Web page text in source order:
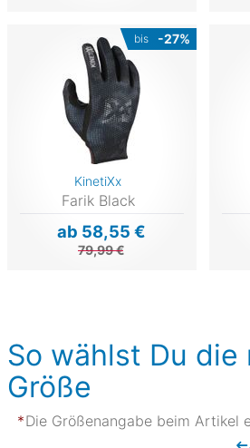
bis -27%
KinetiXx
Farik Black
ab 58,55 €
79,99 €
So wählst Du die
Größe
Die Größenangabe beim Artikel